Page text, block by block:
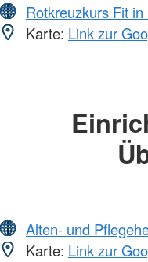
Rotkreuzkurs Fit in
Karte: Link zur
Alten- und
Karte: Link zur